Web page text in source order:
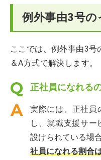
例外事由3号
ここでは、例外事由3号
＆A方式で解決します。
正社員になれる
実際には、正社員
し、就職支援サ
設けられている場
社員になれる割合